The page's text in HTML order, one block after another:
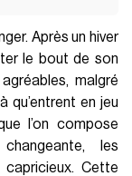
Après un hiver
le bout de son
malgré
qu’entrent en jeu
l’on compose
les
Cette